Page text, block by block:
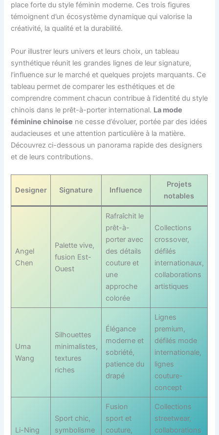
place forte du style féminin moderne. Ces trois figures
témoignent d’un écosystème dynamique qui valorise la
créativité, la qualité et la durabilité.
Pour illustrer leurs univers et leurs choix, un tableau
synthétique réunit les grandes lignes de leur signature,
l’influence sur le marché et quelques projets marquants. Ce
tableau permet de comparer les esthétiques et de
comprendre comment chacun contribue à l’identité du style
chinois dans le prêt-à-porter international. La mode
féminine chinoise ne cesse d’évoluer, portée par des idées
audacieuses et une attention particulière à la matière.
Découvrez ci-dessous un panorama rapide des designers
et de leurs contributions.
Designer Signature Influence
Projets
notables
Angel
Chen
Palette vive,
fusion Est-
Ouest
Rafraîchit le
prêt-à-
porter avec
des détails
couture et
une
approche
colorée
Collections
crossover,
défilés
internationaux,
collaborations
artistiques
Uma
Wang
Silhouettes
minimalistes,
textures
riches
Élégance
moderne et
sobriété,
patience du
drapé
Lignes
premium,
défilés mode
internationale,
lignes
couture-
concept
Li-Ning
Sport chic,
symbolisme
Fusion
sport et
couture,
Collections
streetwear,
collaborations